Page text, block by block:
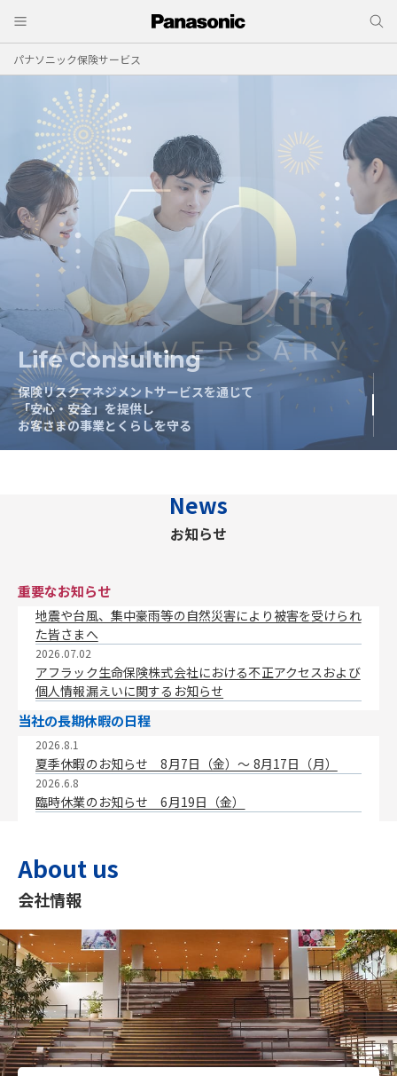
パナソニック保険サービス
Life Consulting
保険リスクマネジメントサービスを通じて
「安心・安全」を提供し
お客さまの事業とくらしを守る
Risk Consulting
保険リスクマネジメントサービスを通じて
「安心・安全」を提供し
お客さまの事業とくらしを守る
News
お知らせ
重要なお知らせ
地震や台風、集中豪雨等の自然災害により被害を受けられ
た皆さまへ
2026.07.02
アフラック生命保険株式会社における不正アクセスおよび
個人情報漏えいに関するお知らせ
当社の長期休暇の日程
2026.8.1
夏季休暇のお知らせ 8月7日（金）〜 8月17日（月）
2026.6.8
臨時休業のお知らせ 6月19日（金）
About us
会社情報